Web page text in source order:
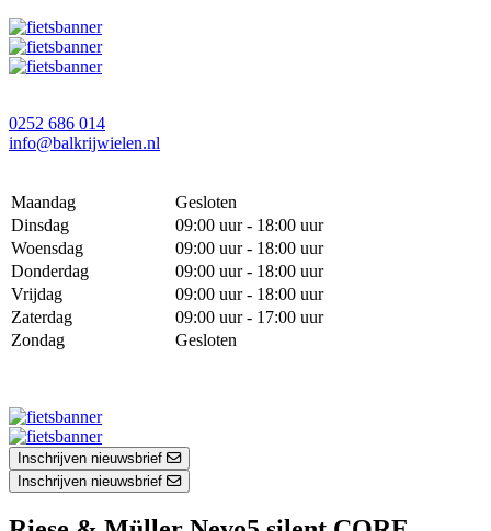
0252 686 014
info@balkrijwielen.nl
Maandag
Gesloten
Dinsdag
09:00 uur - 18:00 uur
Woensdag
09:00 uur - 18:00 uur
Donderdag
09:00 uur - 18:00 uur
Vrijdag
09:00 uur - 18:00 uur
Zaterdag
09:00 uur - 17:00 uur
Zondag
Gesloten
Inschrijven nieuwsbrief
Inschrijven nieuwsbrief